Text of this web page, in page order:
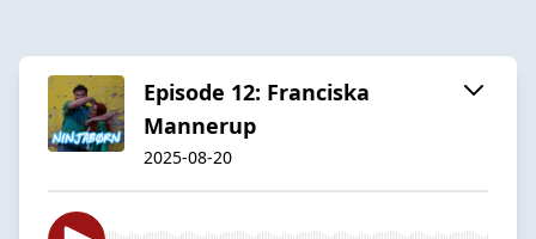
Episode 12: Franciska
Mannerup
2025-08-20